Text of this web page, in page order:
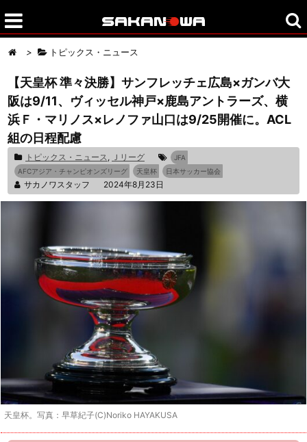
> トピックス・ニュース
【天皇杯 準々決勝】サンフレッチェ広島×ガンバ大
阪は9/11、ヴィッセル神戸×鹿島アントラーズ、横
浜Ｆ・マリノス×レノファ山口は9/25開催に。ACL
組の日程配慮
トピックス・ニュース, Ｊリーグ
JFA
AFCアジア・チャンピオンズリーグ
天皇杯 日本サッカー協会
サカノワスタッフ 2024年8月23日
天皇杯。写真：早草紀子(C)Noriko HAYAKUSA